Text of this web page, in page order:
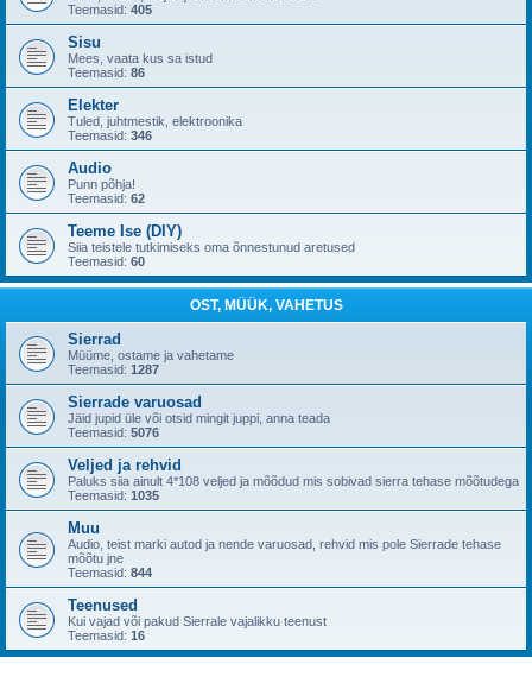
Teemasid: 405
Sisu
Mees, vaata kus sa istud
Teemasid: 86
Elekter
Tuled, juhtmestik, elektroonika
Teemasid: 346
Audio
Punn põhja!
Teemasid: 62
Teeme Ise (DIY)
Siia teistele tutkimiseks oma õnnestunud aretused
Teemasid: 60
OST, MÜÜK, VAHETUS
Sierrad
Müüme, ostame ja vahetame
Teemasid: 1287
Sierrade varuosad
Jäid jupid üle või otsid mingit juppi, anna teada
Teemasid: 5076
Veljed ja rehvid
Paluks siia ainult 4*108 veljed ja mõõdud mis sobivad sierra tehase mõõtudega
Teemasid: 1035
Muu
Audio, teist marki autod ja nende varuosad, rehvid mis pole Sierrade tehase
mõõtu jne
Teemasid: 844
Teenused
Kui vajad või pakud Sierrale vajalikku teenust
Teemasid: 16